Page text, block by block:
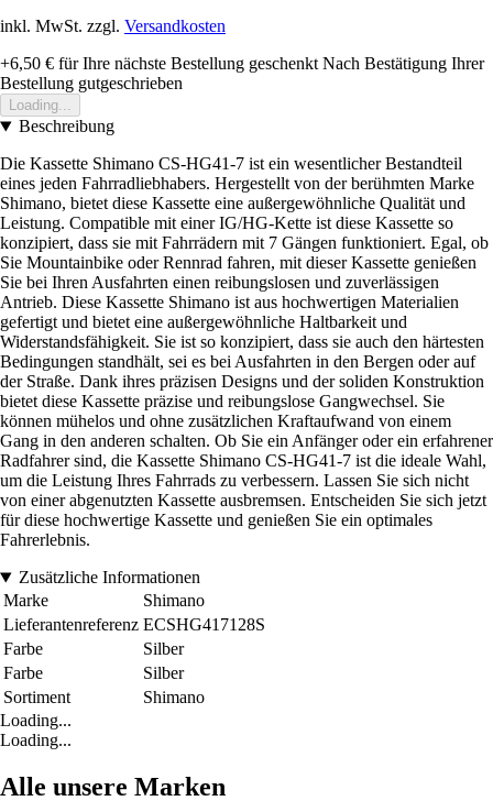
inkl. MwSt. zzgl. Versandkosten
+6,50 € für Ihre nächste Bestellung geschenkt Nach Bestätigung Ihrer
Bestellung gutgeschrieben
Loading...
Beschreibung
Die Kassette Shimano CS-HG41-7 ist ein wesentlicher Bestandteil
eines jeden Fahrradliebhabers. Hergestellt von der berühmten Marke
Shimano, bietet diese Kassette eine außergewöhnliche Qualität und
Leistung. Compatible mit einer IG/HG-Kette ist diese Kassette so
konzipiert, dass sie mit Fahrrädern mit 7 Gängen funktioniert. Egal, ob
Sie Mountainbike oder Rennrad fahren, mit dieser Kassette genießen
Sie bei Ihren Ausfahrten einen reibungslosen und zuverlässigen
Antrieb. Diese Kassette Shimano ist aus hochwertigen Materialien
gefertigt und bietet eine außergewöhnliche Haltbarkeit und
Widerstandsfähigkeit. Sie ist so konzipiert, dass sie auch den härtesten
Bedingungen standhält, sei es bei Ausfahrten in den Bergen oder auf
der Straße. Dank ihres präzisen Designs und der soliden Konstruktion
bietet diese Kassette präzise und reibungslose Gangwechsel. Sie
können mühelos und ohne zusätzlichen Kraftaufwand von einem
Gang in den anderen schalten. Ob Sie ein Anfänger oder ein erfahrener
Radfahrer sind, die Kassette Shimano CS-HG41-7 ist die ideale Wahl,
um die Leistung Ihres Fahrrads zu verbessern. Lassen Sie sich nicht
von einer abgenutzten Kassette ausbremsen. Entscheiden Sie sich jetzt
für diese hochwertige Kassette und genießen Sie ein optimales
Fahrerlebnis.
Zusätzliche Informationen
Marke
Shimano
Lieferantenreferenz ECSHG417128S
Farbe
Silber
Farbe
Silber
Sortiment
Shimano
Loading...
Loading...
Alle unsere Marken